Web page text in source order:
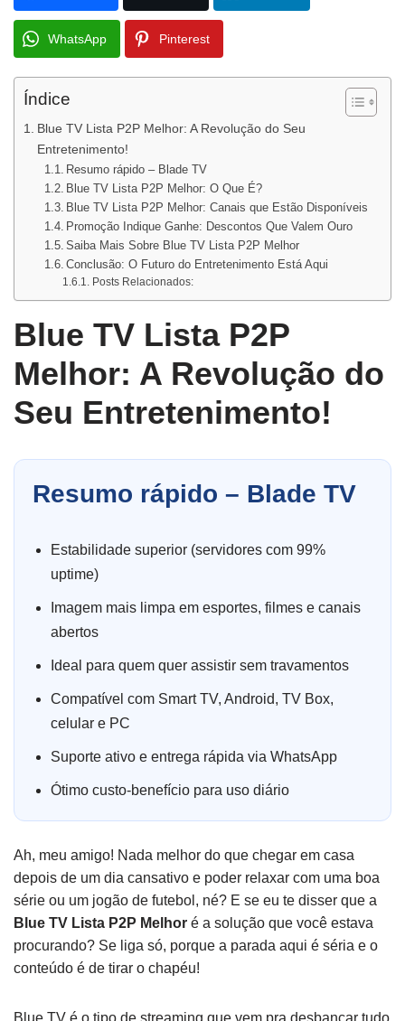
WhatsApp Pinterest
Índice
Blue TV Lista P2P Melhor: A Revolução do Seu
Entretenimento!
Resumo rápido – Blade TV
Blue TV Lista P2P Melhor: O Que É?
Blue TV Lista P2P Melhor: Canais que Estão Disponíveis
Promoção Indique Ganhe: Descontos Que Valem Ouro
Saiba Mais Sobre Blue TV Lista P2P Melhor
Conclusão: O Futuro do Entretenimento Está Aqui
Posts Relacionados:
Blue TV Lista P2P
Melhor: A Revolução do
Seu Entretenimento!
Resumo rápido – Blade TV
Estabilidade superior (servidores com 99%
uptime)
Imagem mais limpa em esportes, filmes e canais
abertos
Ideal para quem quer assistir sem travamentos
Compatível com Smart TV, Android, TV Box,
celular e PC
Suporte ativo e entrega rápida via WhatsApp
Ótimo custo-benefício para uso diário
Ah, meu amigo! Nada melhor do que chegar em casa
depois de um dia cansativo e poder relaxar com uma boa
série ou um jogão de futebol, né? E se eu te disser que a
Blue TV Lista P2P Melhor é a solução que você estava
procurando? Se liga só, porque a parada aqui é séria e o
conteúdo é de tirar o chapéu!
Blue TV é o tipo de streaming que vem pra desbancar tudo